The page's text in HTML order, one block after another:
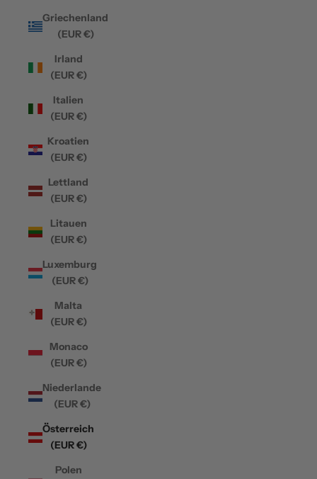
Griechenland
(EUR €)
Irland
(EUR €)
Italien
(EUR €)
Kroatien
(EUR €)
Lettland
(EUR €)
Litauen
(EUR €)
Luxemburg
(EUR €)
Malta
(EUR €)
Monaco
(EUR €)
Niederlande
(EUR €)
Österreich
(EUR €)
Polen